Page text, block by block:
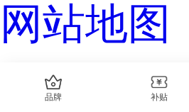
品牌 补贴
网站地图